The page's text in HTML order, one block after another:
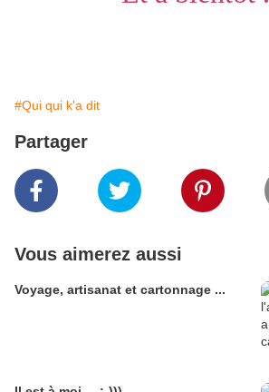
#Qui qui k'a dit
Partager
Vous aimerez aussi
Voyage, artisanat et cartonnage ...